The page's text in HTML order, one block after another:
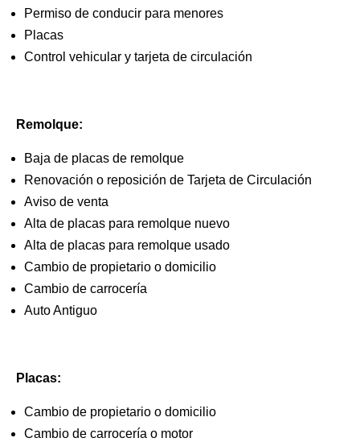
Permiso de conducir para menores
Placas
Control vehicular y tarjeta de circulación
Remolque:
Baja de placas de remolque
Renovación o reposición de Tarjeta de Circulación
Aviso de venta
Alta de placas para remolque nuevo
Alta de placas para remolque usado
Cambio de propietario o domicilio
Cambio de carrocería
Auto Antiguo
Placas:
Cambio de propietario o domicilio
Cambio de carrocería o motor